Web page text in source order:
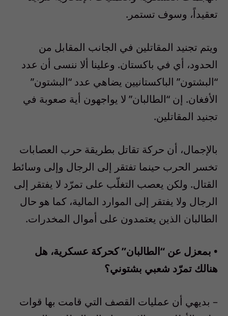
تعقيداً، وسوف تستمر.
ويتم تجنيد المقاتلين في الجانب المقابل من
الحدود، أي في باكستان. وعلينا ألا ننسى أن عدد
“البشتون” الباكستانيين يضاهي عدد “البشتون”
الأفغان. إن “الطالبان” لا يواجهون أية صعوبة في
تجنيد المقاتلين.
بالإجمال، أن حركة تقاتل بطريقة حرب العصابات
تخسر الحرب حينما تفتقر إلى الرجال وإلى وسائط
القتال. ولكن يعصب التغلّب على تمرّد لا يفتقر إلى
الرجال ولا يفتقر إلى الموارد المالية، كما هو حال
الطالبان الذين يعتمدون على أموال المخدرات.
• بمعزل عن “الطالبان” كحركة عسكرية، هل
هنالك تمرّد شعبي بشتوني؟
– بديهي أن عمليات القصف التي قامت بها قوات